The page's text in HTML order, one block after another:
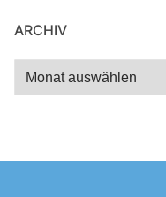
ARCHIV
Archiv